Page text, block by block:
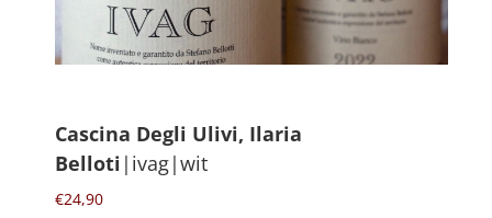
Mijn Account
Cascina Degli Ulivi, Ilaria
Belloti |ivag|wit
€24,90